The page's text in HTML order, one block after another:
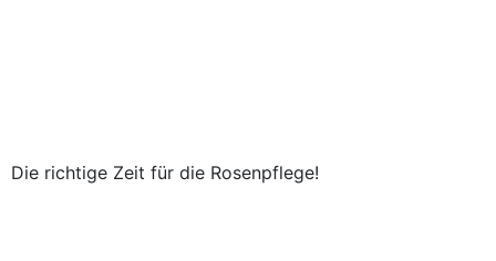
Die richtige Zeit für die Rosenpflege!